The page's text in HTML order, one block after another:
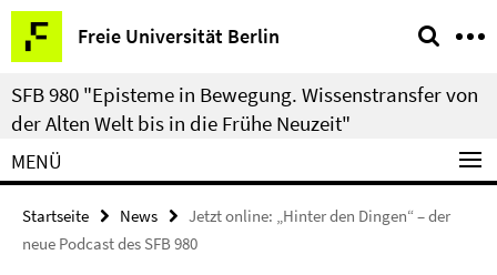
Springe
direkt
zu
Inhalt
Freie Universität Berlin
Service-
Navigation
SFB 980 "Episteme in Bewegung. Wissenstransfer von
der Alten Welt bis in die Frühe Neuzeit"
MENÜ
Startseite News
Jetzt online: „Hinter den Dingen“ – der
neue Podcast des SFB 980